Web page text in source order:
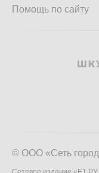
Помощь по сайту
© ООО «Сеть